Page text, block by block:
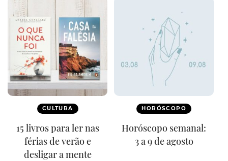
CULTURA
15 livros para ler nas
férias de verão e
desligar a mente
HORÓSCOPO
Horóscopo semanal:
3 a 9 de agosto